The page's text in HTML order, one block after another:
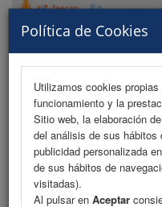
Política de Cookies
Utilizamos cookies
funcionamiento y la
Sitio web, la elaboración
del análisis de sus
publicidad personalizada
de sus hábitos de
visitadas).
Al pulsar en Aceptar
MENU
Programa